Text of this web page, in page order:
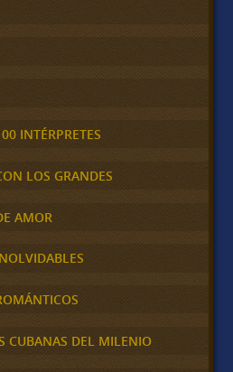
INTÉRPRETES
LOS GRANDES
AMOR
CUBANAS DEL MILENIO